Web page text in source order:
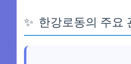
한강로동의 주요